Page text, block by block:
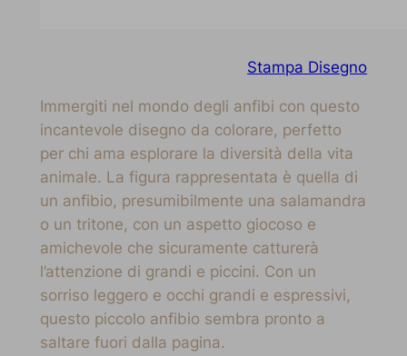
Stampa Disegno
Immergiti nel mondo degli anfibi con questo
incantevole disegno da colorare, perfetto
per chi ama esplorare la diversità della vita
animale. La figura rappresentata è quella di
un anfibio, presumibilmente una salamandra
o un tritone, con un aspetto giocoso e
amichevole che sicuramente catturerà
l’attenzione di grandi e piccini. Con un
sorriso leggero e occhi grandi e espressivi,
questo piccolo anfibio sembra pronto a
saltare fuori dalla pagina.